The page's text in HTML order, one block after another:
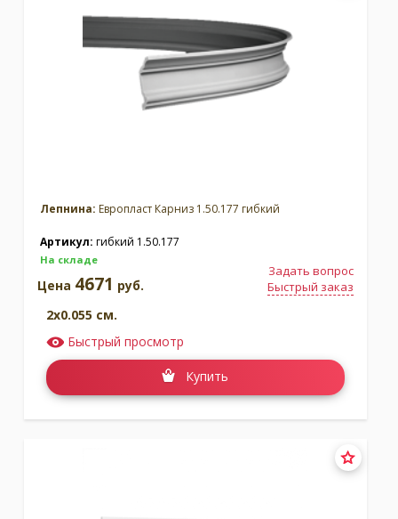
Лепнина: Европласт Карниз 1.50.177 гибкий
Артикул: гибкий 1.50.177
На складе
Задать вопрос
Быстрый заказ
Цена 4671 руб.
2x0.055 см.
Быстрый просмотр
Купить